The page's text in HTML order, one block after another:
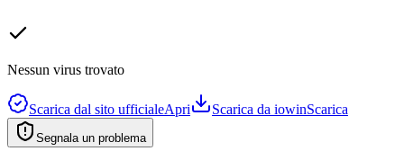
Nessun virus trovato
Scarica dal sito ufficialeApri Scarica da iowinScarica
Segnala un problema